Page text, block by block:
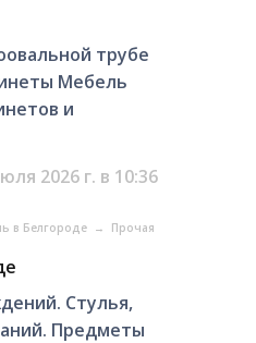
трубе
Мебель
и
2026 г. в 10:36
в Белгороде → Прочая
Стулья,
Предметы